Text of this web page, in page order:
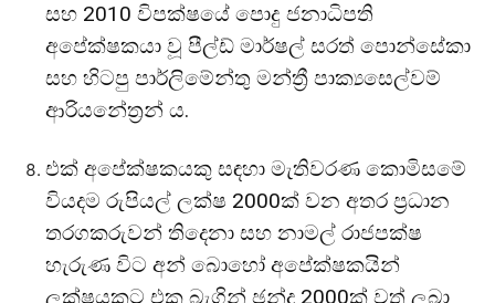
සහ 2010 විපක්ෂයේ පොදු ජනාධිපති
අපේක්ෂකයා වූ පීල්ඩ් මාර්ෂල් සරත් පොන්සේකා
සහ හිටපු පාර්ලිමේන්තු මන්ත්‍රී පාක්‍යසෙල්වම්
ආරියනේත්‍රන් ය.
එක් අපේක්ෂකයකු සඳහා මැතිවරණ කොමිසමේ
වියදම රුපියල් ලක්ෂ 2000ක් වන අතර ප්‍රධාන
තරගකරුවන් තිදෙනා සහ නාමල් රාජපක්ෂ
හැරුණ විට අන් බොහෝ අපේක්ෂකයින්
ලක්ෂයකට එක බැගින් ඡන්ද 2000ක් වත් ලබා